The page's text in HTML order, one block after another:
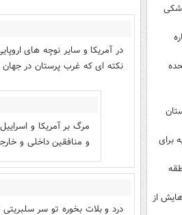
برای
از
در آمریکا و سایر نوچه های
نکته ای که غرب پرستان در
مرگ بر آمریکا و
و منافقین داخلی و
درد و بلات بخوره تو سر